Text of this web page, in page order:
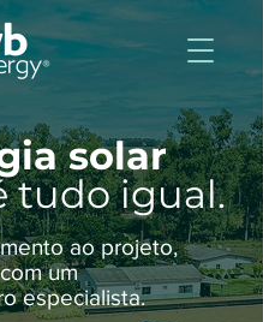
solar
tudo igual.
ao projeto,
um
especialista.